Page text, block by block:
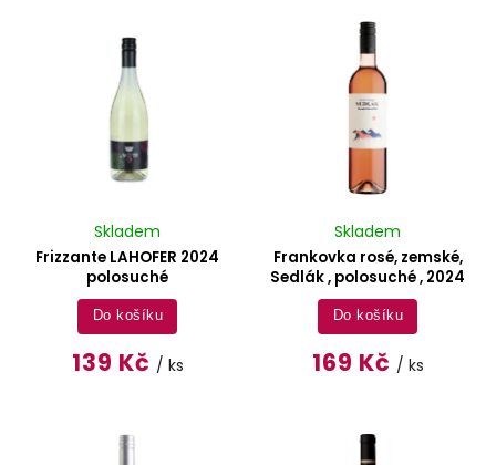
Frizzante LAHOFER 2024
polosuché
Skladem
139 Kč / ks
Do košíku
Frankovka rosé, zemské,
Sedlák , polosuché , 2024
Skladem
169 Kč / ks
Do košíku